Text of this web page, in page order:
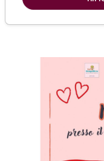
di Redazione